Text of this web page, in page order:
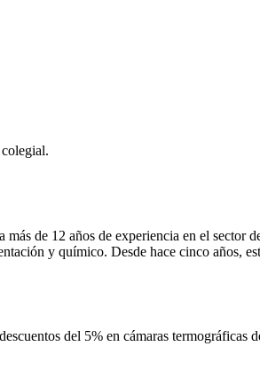
de 12 años de experiencia en el sector
y químico. Desde hace cinco años,
del 5% en cámaras